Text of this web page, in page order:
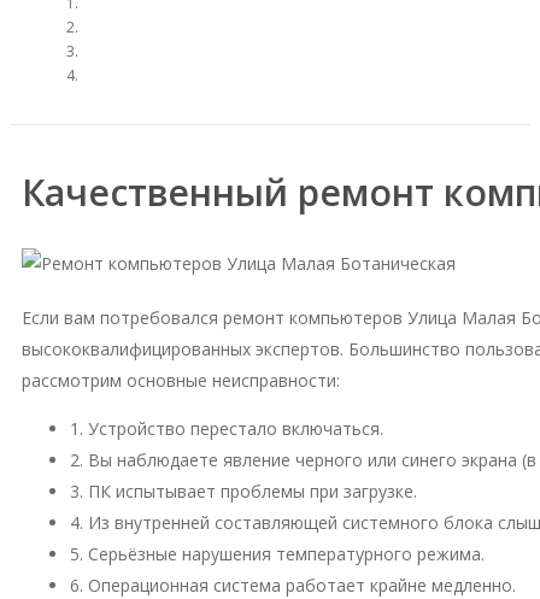
Качественный ремонт
Если вам потребовался ремонт компьютеров Улица Малая
высококвалифицированных экспертов. Большинство
рассмотрим основные неисправности:
1. Устройство перестало включаться.
2. Вы наблюдаете явление черного или синего экрана
3. ПК испытывает проблемы при загрузке.
4. Из внутренней составляющей системного блока
5. Серьёзные нарушения температурного режима.
6. Операционная система работает крайне медленно.